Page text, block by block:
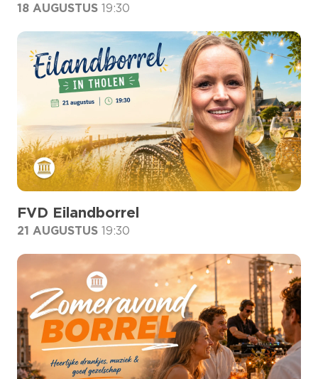
18 AUGUSTUS 19:30
FVD Eilandborrel
21 AUGUSTUS 19:30